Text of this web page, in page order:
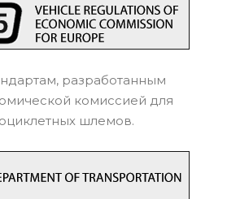
разработанным
комиссией для
шлемов.